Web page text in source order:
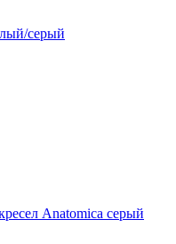
серый
Anatomica серый